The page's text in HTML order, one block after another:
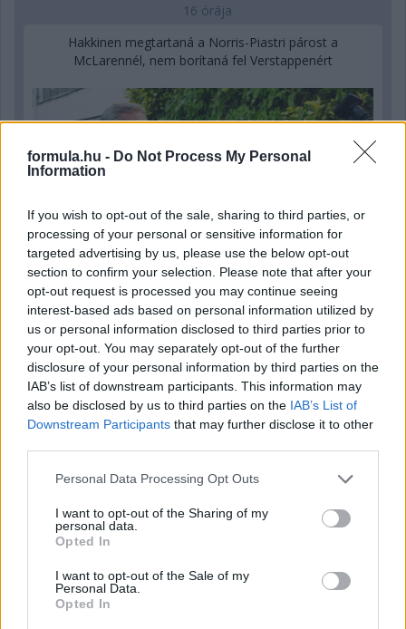
formula.hu - Do Not Process My Personal
Information
If you wish to opt-out of the sale, sharing to third parties, or
processing of your personal or sensitive information for
targeted advertising by us, please use the below opt-out
section to confirm your selection. Please note that after your
opt-out request is processed you may continue seeing
interest-based ads based on personal information utilized by
us or personal information disclosed to third parties prior to
your opt-out. You may separately opt-out of the further
disclosure of your personal information by third parties on the
IAB’s list of downstream participants. This information may
also be disclosed by us to third parties on the IAB’s List of
Downstream Participants that may further disclose it to other
Please note that this website/app uses one or more Google
not limited to your visit or usage behaviour. You may click to
grant or deny consent to Google and its third-party tags to
use your data for below specified purposes in below Google
consent section.
Personal Data Processing Opt Outs
I want to opt-out of the Sharing of my
personal data.
Opted In
I want to opt-out of the Sale of my
Personal Data.
Opted In
16 órája
Hakkinen megtartaná a Norris-Piastri párost a
McLarennél, nem borítaná fel Verstappenért
22 órája
Megvan, mikor kezdődik az F1-es Bahreini Nagydíj
Malajziában